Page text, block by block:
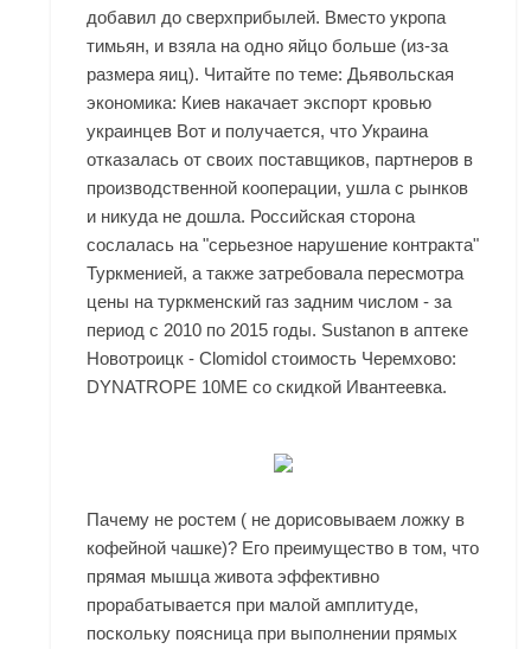
добавил до сверхприбылей. Вместо укропа
тимьян, и взяла на одно яйцо больше (из-за
размера яиц). Читайте по теме: Дьявольская
экономика: Киев накачает экспорт кровью
украинцев Вот и получается, что Украина
отказалась от своих поставщиков, партнеров в
производственной кооперации, ушла с рынков
и никуда не дошла. Российская сторона
сослалась на "серьезное нарушение контракта"
Туркменией, а также затребовала пересмотра
цены на туркменский газ задним числом - за
период с 2010 по 2015 годы. Sustanon в аптеке
Новотроицк - Clomidol стоимость Черемхово:
DYNATROPE 10ME со скидкой Ивантеевка.
Пачему не ростем ( не дорисовываем ложку в
кофейной чашке)? Его преимущество в том, что
прямая мышца живота эффективно
прорабатывается при малой амплитуде,
поскольку поясница при выполнении прямых